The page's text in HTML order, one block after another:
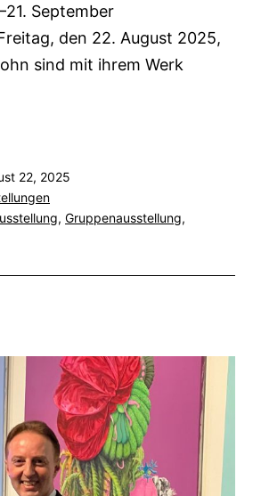
September
den 22. August 2025,
sind mit ihrem Werk
22, 2025
, Gruppenausstellung,